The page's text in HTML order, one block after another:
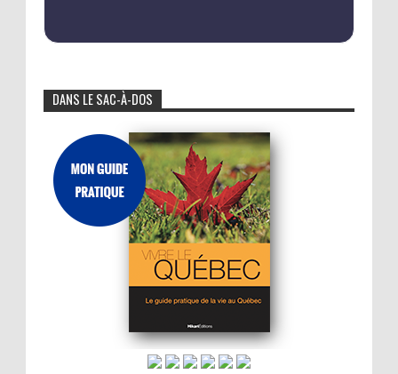
DANS LE SAC-À-DOS